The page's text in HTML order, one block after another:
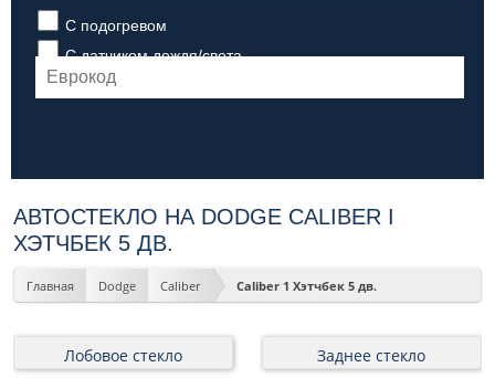
С подогревом
С датчиком дождя/света
АВТОСТЕКЛО НА DODGE CALIBER I
ХЭТЧБЕК 5 ДВ.
Главная Dodge Caliber Caliber 1 Хэтчбек 5 дв.
Лобовое стекло Заднее стекло